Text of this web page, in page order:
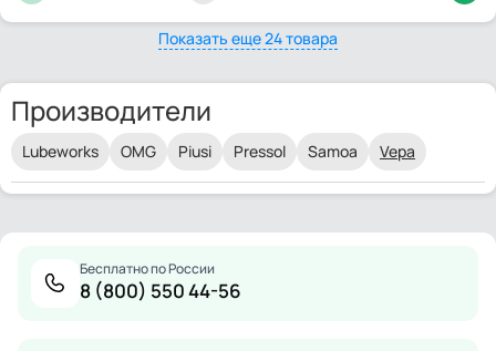
Показать еще 24 товара
Производители
Lubeworks OMG Piusi Pressol Samoa Vepa
Бесплатно по России
8 (800) 550 44-56